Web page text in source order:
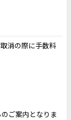
消の際に手数料
ご案内となりま